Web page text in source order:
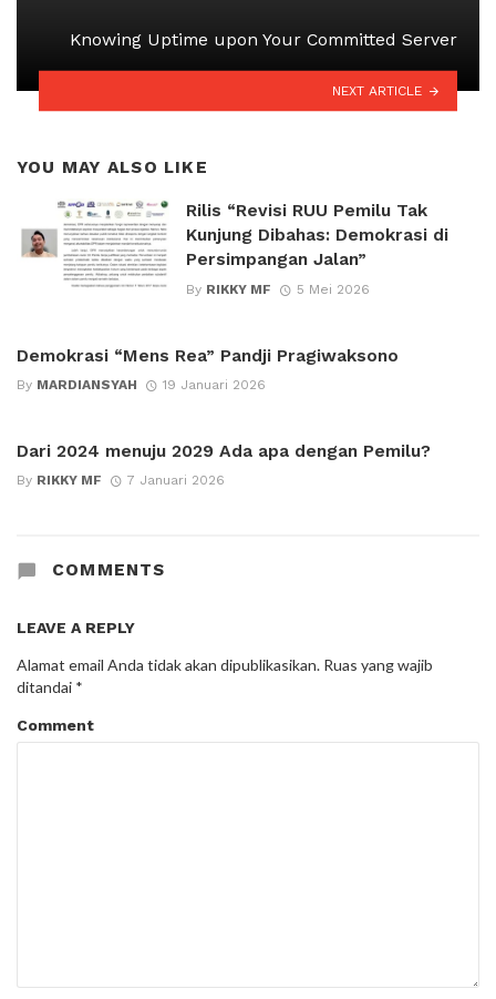
Knowing Uptime upon Your Committed Server
NEXT ARTICLE
YOU MAY ALSO LIKE
Rilis “Revisi RUU Pemilu Tak
Kunjung Dibahas: Demokrasi di
Persimpangan Jalan”
By RIKKY MF 5 Mei 2026
Demokrasi “Mens Rea” Pandji Pragiwaksono
By MARDIANSYAH 19 Januari 2026
Dari 2024 menuju 2029 Ada apa dengan Pemilu?
By RIKKY MF 7 Januari 2026
COMMENTS
LEAVE A REPLY
Alamat email Anda tidak akan dipublikasikan. Ruas yang wajib
ditandai *
Comment